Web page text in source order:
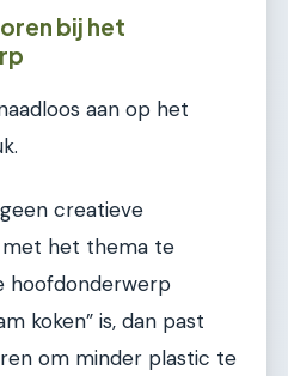
bij het
aan op het
creatieve
met het thema te
hoofdonderwerp
koken” is, dan past
om minder plastic te